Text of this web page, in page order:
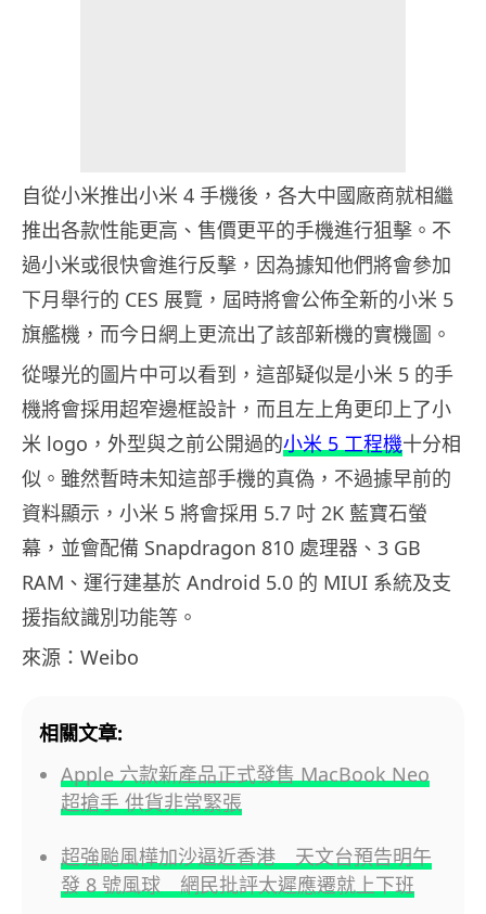
自從小米推出小米 4 手機後，各大中國廠商就相繼
推出各款性能更高、售價更平的手機進行狙擊。不
過小米或很快會進行反擊，因為據知他們將會參加
下月舉行的 CES 展覽，屆時將會公佈全新的小米 5
旗艦機，而今日網上更流出了該部新機的實機圖。
從曝光的圖片中可以看到，這部疑似是小米 5 的手
機將會採用超窄邊框設計，而且左上角更印上了小
米 logo，外型與之前公開過的小米 5 工程機十分相
似。雖然暫時未知這部手機的真偽，不過據早前的
資料顯示，小米 5 將會採用 5.7 吋 2K 藍寶石螢
幕，並會配備 Snapdragon 810 處理器、3 GB
RAM、運行建基於 Android 5.0 的 MIUI 系統及支
援指紋識別功能等。
來源：Weibo
相關文章:
Apple 六款新產品正式發售 MacBook Neo
超搶手 供貨非常緊張
超強颱風樺加沙逼近香港 天文台預告明午
發 8 號風球 網民批評太遲應遷就上下班